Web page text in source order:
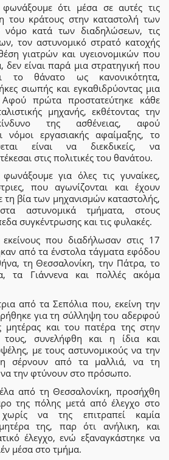
ότι μέσα σε αυτές τις
του κράτους στην καταστολή των
νόμο κατά των διαδηλώσεων, τις
τον αστυνομικό στρατό κατοχής
γιατρών και υγειονομικών που
δεν είναι παρά μια στρατηγική που
το θάνατο ως κανονικότητα,
σιωπής και εγκαθιδρύοντας μια
Αφού πρώτα προστατεύτηκε κάθε
μηχανής, εκθέτοντας την
της ασθένειας, αφού
νόμοι εργασιακής αφαίμαξης, το
είναι να διεκδικείς, να
στις πολιτικές του θανάτου.
για όλες τις γυναίκες,
που αγωνίζονται και έχουν
τη βία των μηχανισμών καταστολής,
αστυνομικά τμήματα, στους
συγκέντρωσης και τις φυλακές.
εκείνους που διαδήλωσαν στις 17
από τα ένστολα τάγματα εφόδου
τη Θεσσαλονίκη, την Πάτρα, το
τα Γιάννενα και πολλές ακόμα
από τα Σεπόλια που, εκείνη την
για τη σύλληψη του αδερφού
μητέρας και του πατέρα της στην
τους, συνελήφθη και η ίδια και
με τους αστυνομικούς να την
σέρνουν από τα μαλλιά, να τη
να την φτύνουν στο πρόσωπο.
από τη Θεσσαλονίκη, προσήχθη
της πόλης μετά από έλεγχο στο
να της επιτραπεί καμία
της, παρ ότι ανήλικη, και
έλεγχο, ενώ εξαναγκάστηκε να
μέσα στο τμήμα.